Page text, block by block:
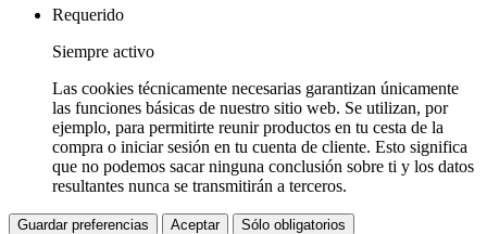
Requerido
Siempre activo
Las cookies técnicamente necesarias garantizan únicamente
las funciones básicas de nuestro sitio web. Se utilizan, por
ejemplo, para permitirte reunir productos en tu cesta de la
compra o iniciar sesión en tu cuenta de cliente. Esto significa
que no podemos sacar ninguna conclusión sobre ti y los datos
resultantes nunca se transmitirán a terceros.
Guardar preferencias Aceptar Sólo obligatorios